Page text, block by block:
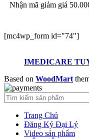
Nhận mã giảm giá
[mc4wp_form id="74"]
IMEDICARE
Based on WoodMart
Trang Chủ
Đăng Ký Đại Lý
Video sản phẩm